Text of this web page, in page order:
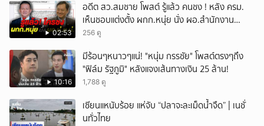
02:53
อดีต สว.สมชาย โพสต์ รู้แล้ว คนชง ! หลัง ครม.
เห็นชอบแต่งตั้ง ผกก.หนุ่ย นั่ง ผอ.สำนักงาน
ป.ย.ป.
256 ดู
10:16
มีร้อนๆหนาวๆแน่! "หนุ่ม กรรชัย" โพสต์ตรงๆถึง
"ฟิล์ม รัฐภูมิ" หลังแจงเส้นทางเงิน 25 ล้าน!
1,788 ดู
เซียนแหนับร้อย แห่จับ “ปลาจะละเม็ดน้ำจืด” | เนชั่
นทั่วไทย